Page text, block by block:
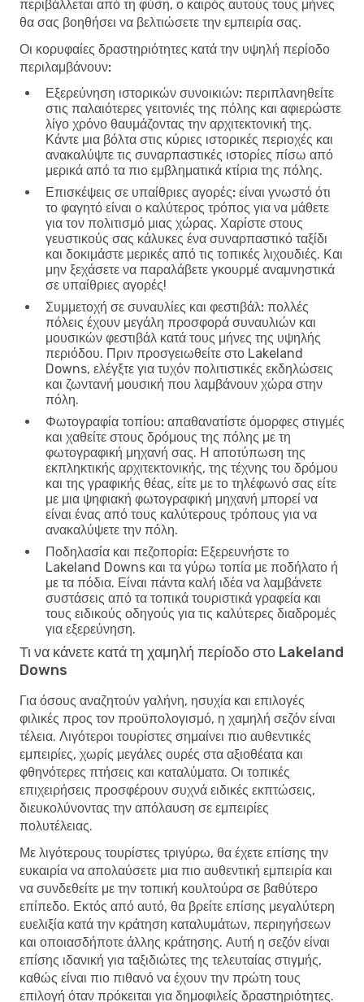
περιβάλλεται από τη φύση, ο καιρός αυτούς τους μήνες
θα σας βοηθήσει να βελτιώσετε την εμπειρία σας.
Οι κορυφαίες δραστηριότητες κατά την υψηλή περίοδο
περιλαμβάνουν:
Εξερεύνηση ιστορικών συνοικιών: περιπλανηθείτε
στις παλαιότερες γειτονιές της πόλης και αφιερώστε
λίγο χρόνο θαυμάζοντας την αρχιτεκτονική της.
Κάντε μια βόλτα στις κύριες ιστορικές περιοχές και
ανακαλύψτε τις συναρπαστικές ιστορίες πίσω από
μερικά από τα πιο εμβληματικά κτίρια της πόλης.
Επισκέψεις σε υπαίθριες αγορές: είναι γνωστό ότι
το φαγητό είναι ο καλύτερος τρόπος για να μάθετε
για τον πολιτισμό μιας χώρας. Χαρίστε στους
γευστικούς σας κάλυκες ένα συναρπαστικό ταξίδι
και δοκιμάστε μερικές από τις τοπικές λιχουδιές. Και
μην ξεχάσετε να παραλάβετε γκουρμέ αναμνηστικά
σε υπαίθριες αγορές!
Συμμετοχή σε συναυλίες και φεστιβάλ: πολλές
πόλεις έχουν μεγάλη προσφορά συναυλιών και
μουσικών φεστιβάλ κατά τους μήνες της υψηλής
περιόδου. Πριν προσγειωθείτε στο Lakeland
Downs, ελέγξτε για τυχόν πολιτιστικές εκδηλώσεις
και ζωντανή μουσική που λαμβάνουν χώρα στην
πόλη.
Φωτογραφία τοπίου: απαθανατίστε όμορφες στιγμές
και χαθείτε στους δρόμους της πόλης με τη
φωτογραφική μηχανή σας. Η αποτύπωση της
εκπληκτικής αρχιτεκτονικής, της τέχνης του δρόμου
και της γραφικής θέας, είτε με το τηλέφωνό σας είτε
με μια ψηφιακή φωτογραφική μηχανή μπορεί να
είναι ένας από τους καλύτερους τρόπους για να
ανακαλύψετε την πόλη.
Ποδηλασία και πεζοπορία: Εξερευνήστε το
Lakeland Downs και τα γύρω τοπία με ποδήλατο ή
με τα πόδια. Είναι πάντα καλή ιδέα να λαμβάνετε
συστάσεις από τα τοπικά τουριστικά γραφεία και
τους ειδικούς οδηγούς για τις καλύτερες διαδρομές
για εξερεύνηση.
Τι να κάνετε κατά τη χαμηλή περίοδο στο Lakeland
Downs
Για όσους αναζητούν γαλήνη, ησυχία και επιλογές
φιλικές προς τον προϋπολογισμό, η χαμηλή σεζόν είναι
τέλεια. Λιγότεροι τουρίστες σημαίνει πιο αυθεντικές
εμπειρίες, χωρίς μεγάλες ουρές στα αξιοθέατα και
φθηνότερες πτήσεις και καταλύματα. Οι τοπικές
επιχειρήσεις προσφέρουν συχνά ειδικές εκπτώσεις,
διευκολύνοντας την απόλαυση σε εμπειρίες
πολυτέλειας.
Με λιγότερους τουρίστες τριγύρω, θα έχετε επίσης την
ευκαιρία να απολαύσετε μια πιο αυθεντική εμπειρία και
να συνδεθείτε με την τοπική κουλτούρα σε βαθύτερο
επίπεδο. Εκτός από αυτό, θα βρείτε επίσης μεγαλύτερη
ευελιξία κατά την κράτηση καταλυμάτων, περιηγήσεων
και οποιασδήποτε άλλης κράτησης. Αυτή η σεζόν είναι
επίσης ιδανική για ταξιδιώτες της τελευταίας στιγμής,
καθώς είναι πιο πιθανό να έχουν την πρώτη τους
επιλογή όταν πρόκειται για δημοφιλείς δραστηριότητες.